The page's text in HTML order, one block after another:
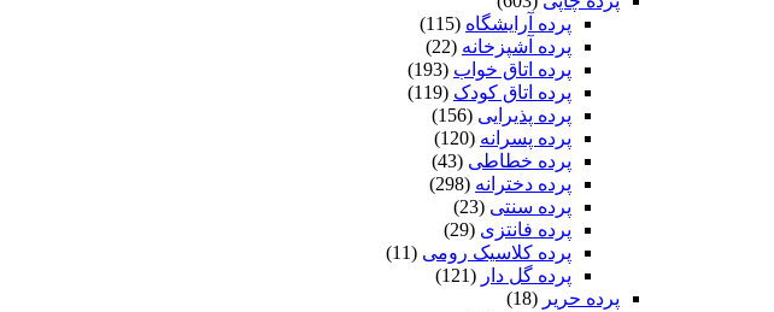
پرده آرایشگاه (115)
پرده آشپزخانه (22)
پرده اتاق خواب (193)
پرده اتاق کودک (119)
پرده پذیرایی (156)
پرده پسرانه (120)
پرده خطاطی (43)
پرده دخترانه (298)
پرده سنتی (23)
پرده فانتزی (29)
پرده کلاسیک رومی (11)
پرده گل دار (121)
پرده حریر (18)